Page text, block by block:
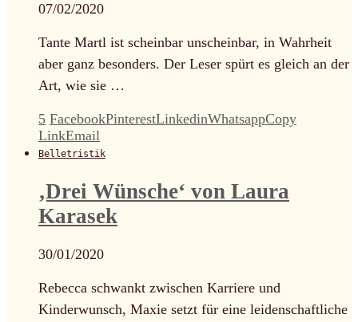
07/02/2020
Tante Martl ist scheinbar unscheinbar, in Wahrheit
aber ganz besonders. Der Leser spürt es gleich an der
Art, wie sie …
5 FacebookPinterestLinkedinWhatsappCopy
LinkEmail
Belletristik
‚Drei Wünsche‘ von Laura
Karasek
30/01/2020
Rebecca schwankt zwischen Karriere und
Kinderwunsch, Maxie setzt für eine leidenschaftliche